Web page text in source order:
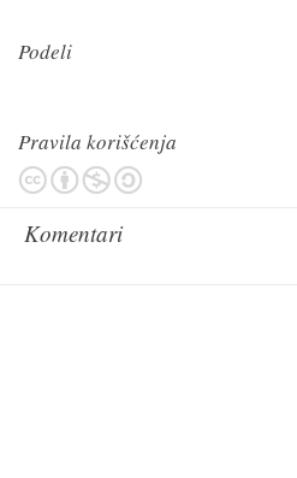
Podeli
Pravila korišćenja
Komentari